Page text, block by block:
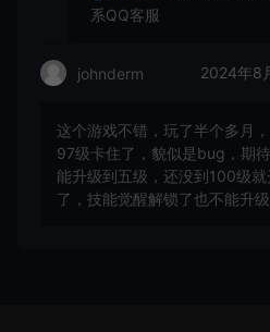
系QQ客服
johnderm 2024年8
这个游戏不错，玩了半个多月
97级卡住了，貌似是bug，期
能升级到五级，还没到100级
了，技能觉醒解锁了也不能升